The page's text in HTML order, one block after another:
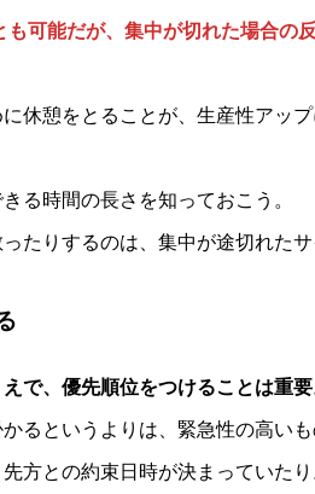
も可能だが、集中が切れた場合の
休憩をとることが、生産性アップ
る時間の長さを知っておこう。
たりするのは、集中が途切れたサ
で、優先順位をつけることは重要
るというよりは、緊急性の高いも
方との約束日時が決まっていたり